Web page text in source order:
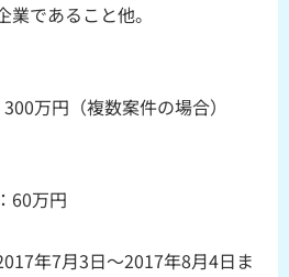
であること他。
万円（複数案件の場合）
60万円
年7月3日～2017年8月4日ま